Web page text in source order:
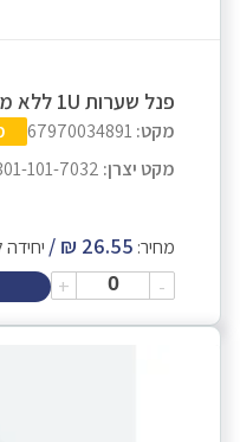
פנל שערות 1U ללא מגש אפור Western Wire
מקט: 67970034891
מקט יצרן: 101-7032
מחיר:
-
+